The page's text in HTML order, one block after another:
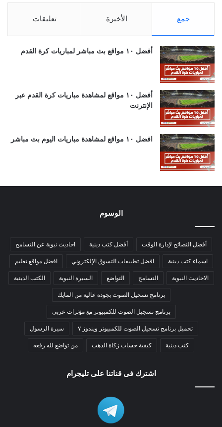
جمع الأخيرة تعليقات
أفضل ١٠ مواقع بث مباشر لمباريات كرة القدم
أفضل ١٠ مواقع لمشاهدة مباريات كرة القدم عبر
الإنترنت
افضل ١٠ مواقع لمشاهدة مباريات اليوم بث مباشر
الوسوم
أفضل النصائح لإدارة الوقت أفضل كتب دينية احاديث نبوية عن التسامح
اسماء كتب دينية افضل تطبيقات التسوق الإلكتروني افضل مواقع تعليم
الاحاديث النبوية التسامح التواضع السيرة النبوية الكتب الدينية
برنامج تسجيل الصوت بجودة عالية من المايك
برنامج تسجيل الصوت للكمبيوتر مع مؤثرات عربي
تحميل برنامج تسجيل الصوت للكمبيوتر ويندوز ٧ سيرة الرسول
كتب دينية كيفية حساب زكاة الذهب من تواضع لله رفعه
اشترك فى قناتنا على تليجرام